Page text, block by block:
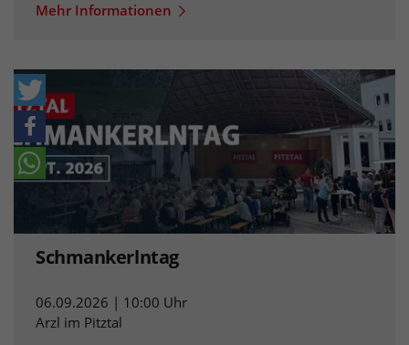
Mehr Informationen
Schmankerlntag
06.09.2026 | 10:00 Uhr
Arzl im Pitztal